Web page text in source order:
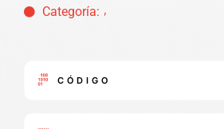
Categoría: ,
CÓDIGO